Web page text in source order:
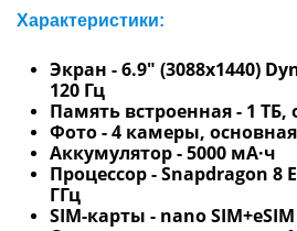
Характеристики:
Экран -6.9" (3088x1440)
120 Гц
Память встроенная - 1 ТБ,
Фото - 4 камеры,
Аккумулятор - 5000 мА·ч
Процессор - Snapdragon 8
ГГц
SIM-карты - nano SIM+​eSIM